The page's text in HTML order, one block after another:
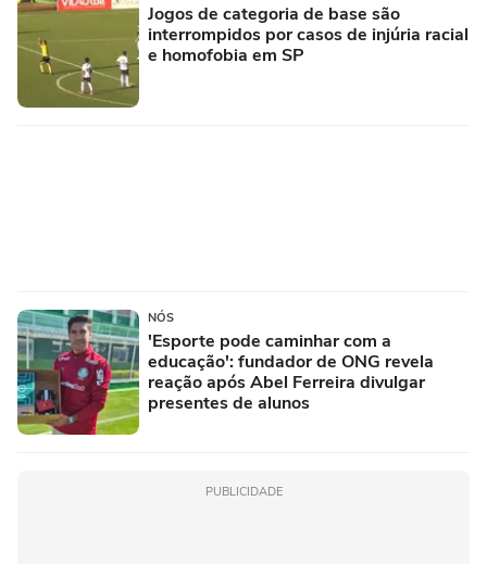
Jogos de categoria de base são
interrompidos por casos de injúria racial
e homofobia em SP
NÓS
'Esporte pode caminhar com a
educação': fundador de ONG revela
reação após Abel Ferreira divulgar
presentes de alunos
PUBLICIDADE